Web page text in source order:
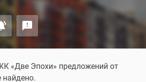
«Две Эпохи» предложений от
найдено.